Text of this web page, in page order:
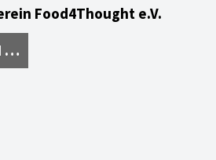
Food4Thought e.V.
…FOOD4THOUGHT